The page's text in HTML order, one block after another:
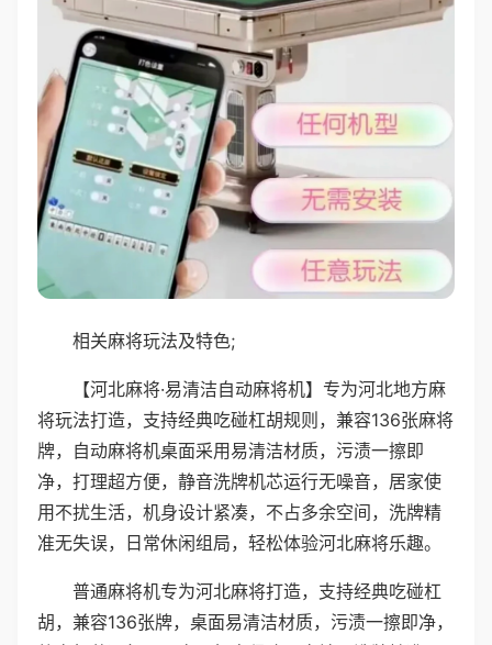
相关麻将玩法及特色;
【河北麻将·易清洁自动麻将机】专为河北地方麻
将玩法打造，支持经典吃碰杠胡规则，兼容136张麻将
牌，自动麻将机桌面采用易清洁材质，污渍一擦即
净，打理超方便，静音洗牌机芯运行无噪音，居家使
用不扰生活，机身设计紧凑，不占多余空间，洗牌精
准无失误，日常休闲组局，轻松体验河北麻将乐趣。
普通麻将机专为河北麻将打造，支持经典吃碰杠
胡，兼容136张牌，桌面易清洁材质，污渍一擦即净，